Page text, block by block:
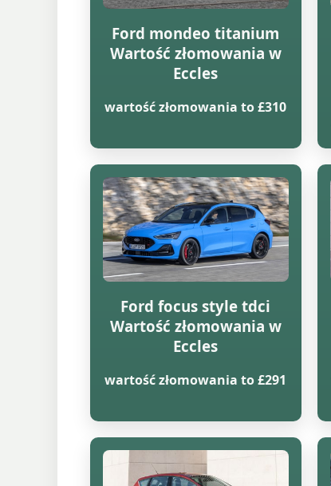
Ford mondeo titanium
Wartość złomowania w
Eccles
wartość złomowania to £310
Ford focus style tdci
Wartość złomowania w
Eccles
wartość złomowania to £291